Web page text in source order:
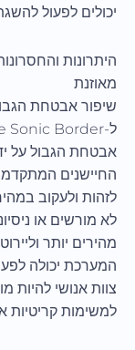
יכולים לפעול
מאוזנת
שיפור אבטחת
אבטחת הגבול על
החיישנים
לזהות ולעקוב
לא מורשים או
מהירים יותר
המערכת יכולה
צוות אנושי להיות
למשימות קריטיות